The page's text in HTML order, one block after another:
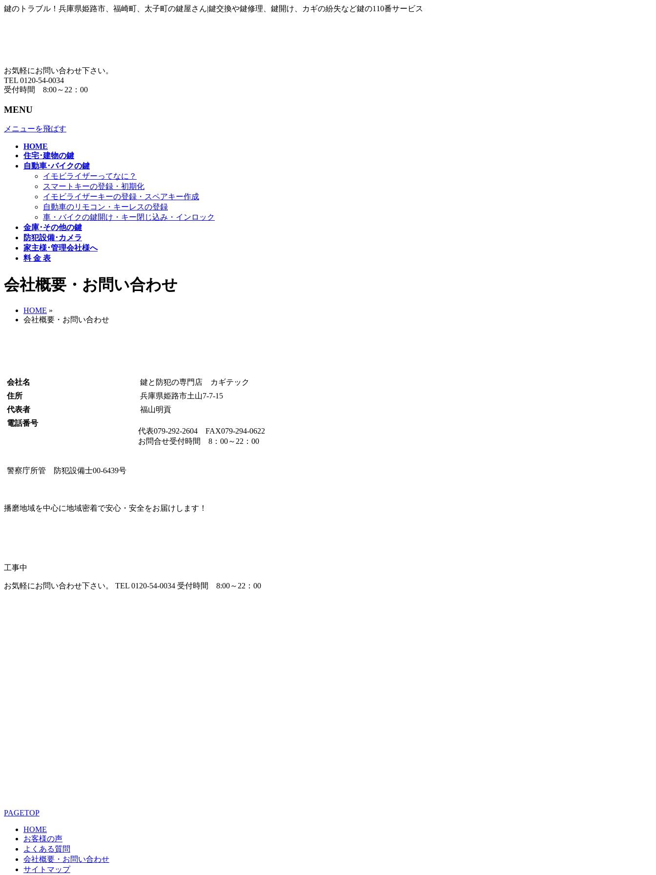
鍵のトラブル！兵庫県姫路市、福崎町、太子町の鍵屋さん|鍵交換や鍵修理、鍵開け、カギの紛失など鍵の110番サービス
お気軽にお問い合わせ下さい。
TEL 0120-54-0034
受付時間 8:00～22：00
MENU
メニューを飛ばす
HOME
住宅･建物の鍵
自動車･バイクの鍵
イモビライザーってなに？
スマートキーの登録・初期化
イモビライザーキーの登録・スペアキー作成
自動車のリモコン・キーレスの登録
車・バイクの鍵開け・キー閉じ込み・インロック
金庫･その他の鍵
防犯設備･カメラ
家主様･管理会社様へ
料 金 表
会社概要・お問い合わせ
HOME »
会社概要・お問い合わせ
会社名
鍵と防犯の専門店 カギテック
住所
兵庫県姫路市土山7-7-15
代表者
福山明貢
電話番号
代表079-292-2604 FAX079-294-0622
お問合せ受付時間 8：00～22：00
警察庁所管 防犯設備士00-6439号
播磨地域を中心に地域密着で安心・安全をお届けします！
工事中
お気軽にお問い合わせ下さい。 TEL 0120-54-0034 受付時間 8:00～22：00
PAGETOP
HOME
お客様の声
よくある質問
会社概要・お問い合わせ
サイトマップ